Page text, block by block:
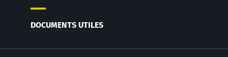
DOCUMENTS UTILES